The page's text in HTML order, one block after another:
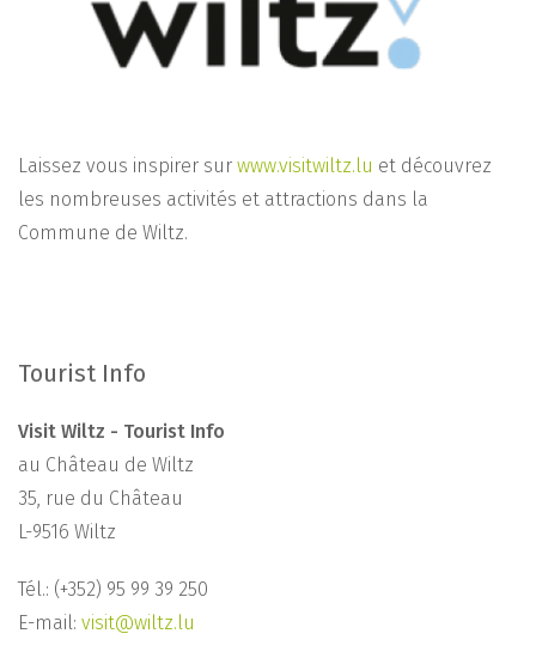
Laissez vous inspirer sur www.visitwiltz.lu et découvrez
les nombreuses activités et attractions dans la
Commune de Wiltz.
Tourist Info
Visit Wiltz - Tourist Info
au Château de Wiltz
35, rue du Château
L-9516 Wiltz
Tél.: (+352) 95 99 39 250
E-mail: visit@wiltz.lu